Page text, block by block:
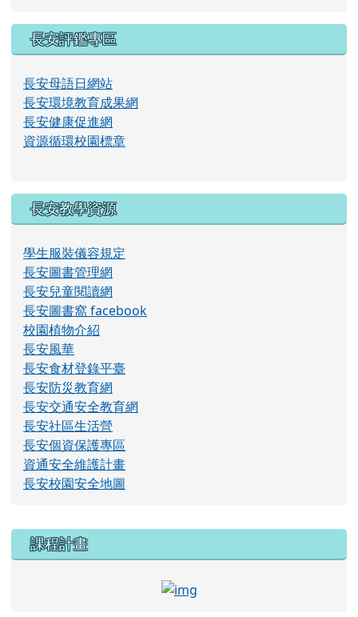
片
長安評鑑專區
長安母語日網站
長安環境教育成果網
長安健康促進網
資源循環校園標章
長安教學資源
學生服裝儀容規定
長安圖書管理網
長安兒童閱讀網
長安圖書窩 facebook
校園植物介紹
長安風華
長安食材登錄平臺
長安防災教育網
長安交通安全教育網
長安社區生活營
長安個資保護專區
資通安全維護計畫
長安校園安全地圖
右邊區域內容
課程計畫
link to http://